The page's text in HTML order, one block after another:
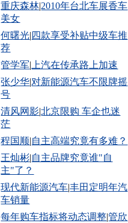
重庆森林|2010年台北车展香车
美女
何曙光| 四款享受补贴中级车推
荐
管学军| 上汽在传承路上加速
张少华|对新能源汽车不限牌摇
号
清风网影|北京限购 车企也迷
茫
程国顺|自主高端究竟有多难？
王灿彬|自主品牌究竟谁"自
主"了？
现代新能源汽车|丰田定明年汽
车销量
每年购车指标将动态调整|管欣